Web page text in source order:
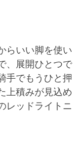
らいい脚を使い
、展開ひとつで
手でもうひと押
上積みが見込め
レッドライトニ